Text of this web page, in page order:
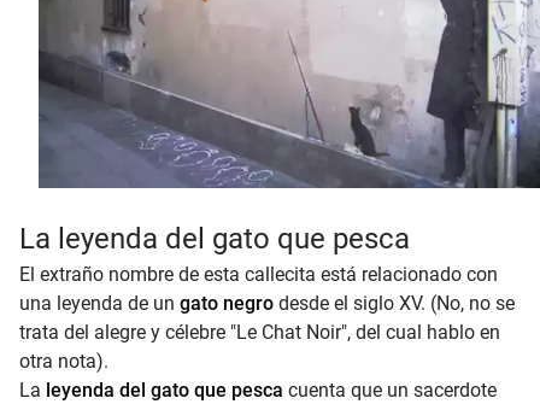
La leyenda del gato que pesca
El extraño nombre de esta callecita está relacionado con
una leyenda de un gato negro desde el siglo XV. (No, no se
trata del alegre y célebre "Le Chat Noir", del cual hablo en
otra nota).
La leyenda del gato que pesca cuenta que un sacerdote